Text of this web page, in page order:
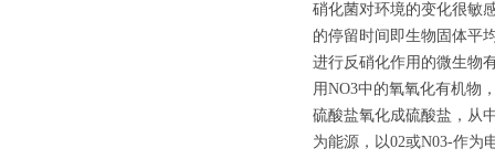
硝化菌对环境的变化很敏
的停留时间即生物固体平
进行反硝化作用的微生物
用NO3中的氧氧化有机物
硫酸盐氧化成硫酸盐，从
为能源，以02或N03-作为